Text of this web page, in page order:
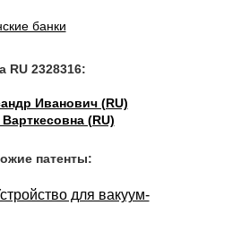
банки
RU 2328316:
Иванович (RU)
(RU)
патенты:
для вакуум-